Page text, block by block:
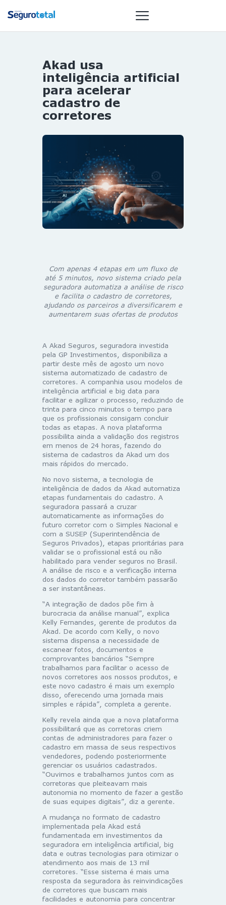
NOTÍCIAS
REVISTA
ESPECIAIS
GAIVOTA DE
ST SUMMIT
MULHERES
GESTORAS
HOMEST
HOME
Akad usa
inteligência artificial
para acelerar
cadastro de
corretores
Com apenas 4 etapas em um fluxo de
até 5 minutos, novo sistema criado pela
seguradora automatiza a análise de risco
e facilita o cadastro de corretores,
ajudando os parceiros a diversificarem e
aumentarem suas ofertas de produtos
A Akad Seguros, seguradora investida
pela GP Investimentos, disponibiliza a
partir deste mês de agosto um novo
sistema automatizado de cadastro de
corretores. A companhia usou modelos de
inteligência artificial e big data para
facilitar e agilizar o processo, reduzindo de
trinta para cinco minutos o tempo para
que os profissionais consigam concluir
todas as etapas. A nova plataforma
possibilita ainda a validação dos registros
em menos de 24 horas, fazendo do
sistema de cadastros da Akad um dos
mais rápidos do mercado.
No novo sistema, a tecnologia de
inteligência de dados da Akad automatiza
etapas fundamentais do cadastro. A
seguradora passará a cruzar
automaticamente as informações do
futuro corretor com o Simples Nacional e
com a SUSEP (Superintendência de
Seguros Privados), etapas prioritárias para
validar se o profissional está ou não
habilitado para vender seguros no Brasil.
A análise de risco e a verificação interna
dos dados do corretor também passarão
a ser instantâneas.
“A integração de dados põe fim à
burocracia da análise manual”, explica
Kelly Fernandes, gerente de produtos da
Akad. De acordo com Kelly, o novo
sistema dispensa a necessidade de
escanear fotos, documentos e
comprovantes bancários “Sempre
trabalhamos para facilitar o acesso de
novos corretores aos nossos produtos, e
este novo cadastro é mais um exemplo
disso, oferecendo uma jornada mais
simples e rápida”, completa a gerente.
Kelly revela ainda que a nova plataforma
possibilitará que as corretoras criem
contas de administradores para fazer o
cadastro em massa de seus respectivos
vendedores, podendo posteriormente
gerenciar os usuários cadastrados.
“Ouvimos e trabalhamos juntos com as
corretoras que pleiteavam mais
autonomia no momento de fazer a gestão
de suas equipes digitais”, diz a gerente.
A mudança no formato de cadastro
implementada pela Akad está
fundamentada em investimentos da
seguradora em inteligência artificial, big
data e outras tecnologias para otimizar o
atendimento aos mais de 13 mil
corretores. “Esse sistema é mais uma
resposta da seguradora às reinvindicações
de corretores que buscam mais
facilidades e autonomia para concentrar